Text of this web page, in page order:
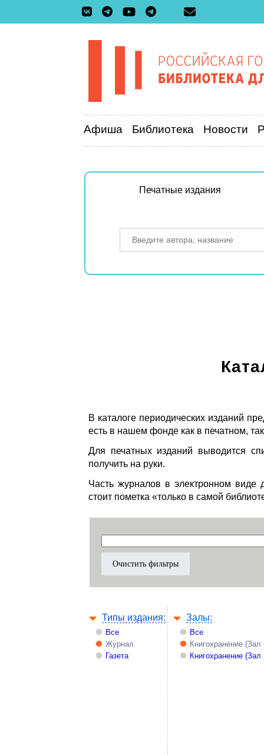
Афиша Библиотека Новости
Печатные издания
В каталоге периодических изданий
есть в нашем фонде как в печатном,
Для печатных изданий выводится
получить на руки.
Часть журналов в электронном виде
стоит пометка «только в самой
Типы издания:
Все
Журнал
Газета
Залы:
Все
Книгохранение
Книгохранение